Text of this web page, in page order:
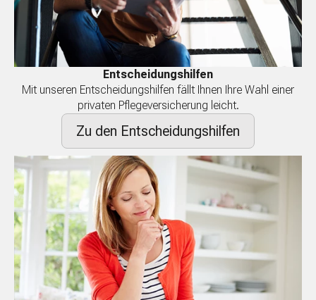
Entscheidungshilfen
Mit unseren Entscheidungshilfen fällt Ihnen Ihre Wahl einer
privaten Pflegeversicherung leicht.
Zu den Entscheidungshilfen